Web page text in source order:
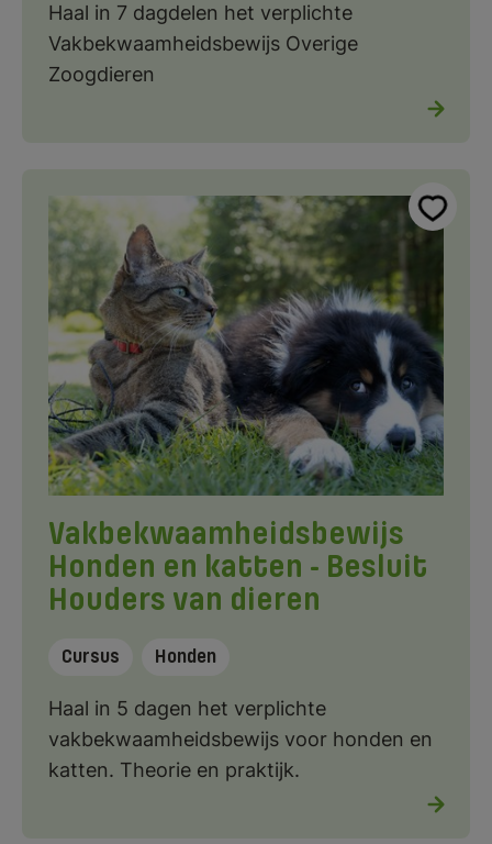
Haal in 7 dagdelen het verplichte
Vakbekwaamheidsbewijs Overige
Zoogdieren
Vakbekwaamheidsbewijs
Honden en katten - Besluit
Houders van dieren
Cursus Honden
Haal in 5 dagen het verplichte
vakbekwaamheidsbewijs voor honden en
katten. Theorie en praktijk.